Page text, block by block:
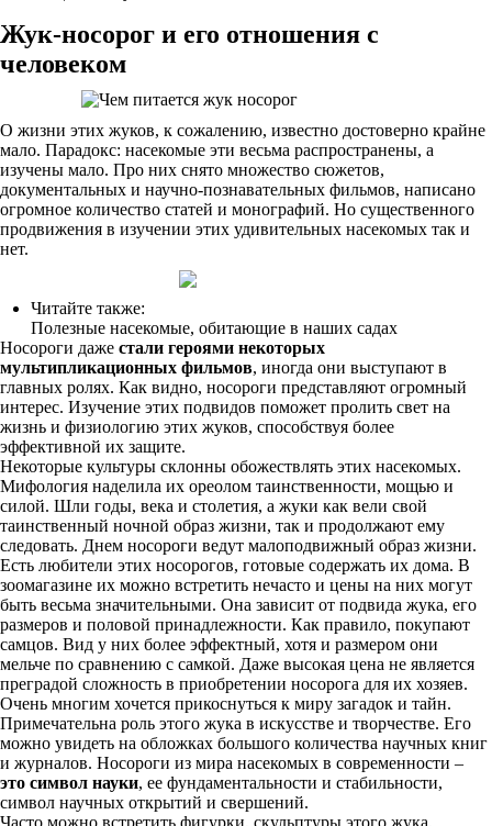
Жук-носорог и его отношения с
человеком
О жизни этих жуков, к сожалению, известно достоверно крайне
мало. Парадокс: насекомые эти весьма распространены, а
изучены мало. Про них снято множество сюжетов,
документальных и научно-познавательных фильмов, написано
огромное количество статей и монографий. Но существенного
продвижения в изучении этих удивительных насекомых так и
нет.
Читайте также:
Полезные насекомые, обитающие в наших садах
Носороги даже стали героями некоторых
мультипликационных фильмов, иногда они выступают в
главных ролях. Как видно, носороги представляют огромный
интерес. Изучение этих подвидов поможет пролить свет на
жизнь и физиологию этих жуков, способствуя более
эффективной их защите.
Некоторые культуры склонны обожествлять этих насекомых.
Мифология наделила их ореолом таинственности, мощью и
силой. Шли годы, века и столетия, а жуки как вели свой
таинственный ночной образ жизни, так и продолжают ему
следовать. Днем носороги ведут малоподвижный образ жизни.
Есть любители этих носорогов, готовые содержать их дома. В
зоомагазине их можно встретить нечасто и цены на них могут
быть весьма значительными. Она зависит от подвида жука, его
размеров и половой принадлежности. Как правило, покупают
самцов. Вид у них более эффектный, хотя и размером они
мельче по сравнению с самкой. Даже высокая цена не является
преградой сложность в приобретении носорога для их хозяев.
Очень многим хочется прикоснуться к миру загадок и тайн.
Примечательна роль этого жука в искусстве и творчестве. Его
можно увидеть на обложках большого количества научных книг
и журналов. Носороги из мира насекомых в современности –
это символ науки, ее фундаментальности и стабильности,
символ научных открытий и свершений.
Часто можно встретить фигурки, скульптуры этого жука,